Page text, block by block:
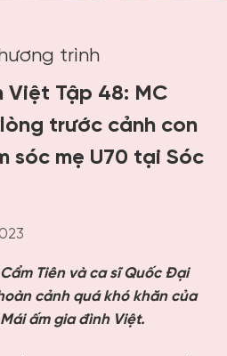
trình
Việt Tập 48: MC
trước cảnh con
sóc mẹ U70 tại Sóc
Tiên và ca sĩ Quốc Đại
cảnh quá khó khăn của
ấm gia đình Việt.